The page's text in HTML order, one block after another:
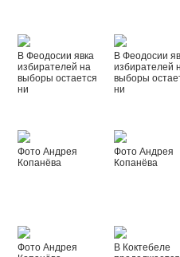
В Феодосии явка
избирателей на
выборы остается
ни
В Феодосии
избирателей
выборы
ни
Фото Андрея
Копанёва
Фото Андрея
Копанёва
Фото Андрея
В Коктебеле